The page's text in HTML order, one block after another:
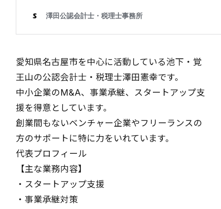
愛知県名古屋市を中心に活動している池下・覚
王山の公認会計士・税理士澤田憲幸です。
中小企業のM&A、事業承継、スタートアップ支
援を得意としています。
創業間もないベンチャー企業やフリーランスの
方のサポートに特に力をいれています。
代表プロフィール
【主な業務内容】
・ スタートアップ支援
・ 事業承継対策